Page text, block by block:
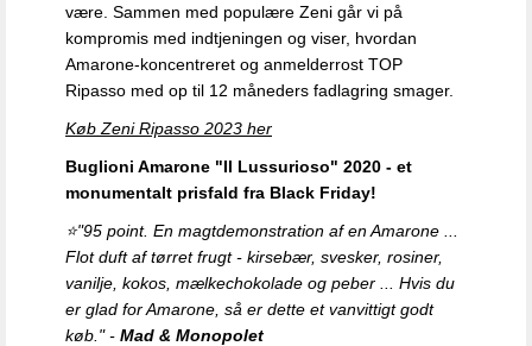
være. Sammen med populære Zeni går vi på
kompromis med indtjeningen og viser, hvordan
Amarone-koncentreret og anmelderrost TOP
Ripasso med op til 12 måneders fadlagring smager.
Køb Zeni Ripasso 2023 her
Buglioni Amarone "Il Lussurioso" 2020 - et
monumentalt prisfald fra Black Friday!
⭐"95 point. En magtdemonstration af en Amarone ...
Flot duft af tørret frugt - kirsebær, svesker, rosiner,
vanilje, kokos, mælkechokolade og peber ... Hvis du
er glad for Amarone, så er dette et vanvittigt godt
køb."- Mad & Monopolet